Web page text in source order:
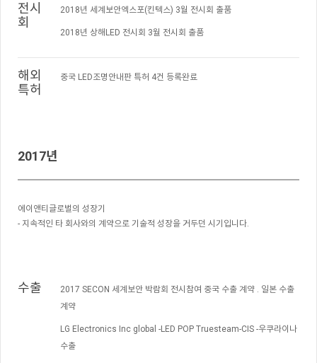
전시
회
2018년 세계보안엑스포(킨텍스) 3월 전시회 출품
2018년 상해LED 전시회 3월 전시회 출품
해외
특허
중국 LED조명안내판 특허 4건 등록완료
2017년
에이앤티글로벌의 성장기
- 지속적인 타 회사와의 계약으로 기술적 성장을 거두던 시기입니다.
수출
2017 SECON 세계보안 박람회 전시참여 중국 수출 계약 . 일본 수출
계약
LG Electronics Inc global -LED POP Truesteam-CIS -우쿠라이나
수출